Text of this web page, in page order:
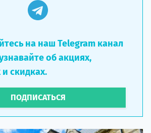
на наш Telegram канал
об акциях,
скидках.
ПОДПИСАТЬСЯ